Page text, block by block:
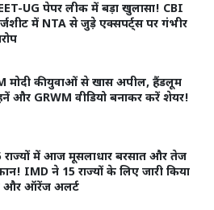
UG पेपर लीक में बड़ा खुलासा! CBI
में NTA से जुड़े एक्सपर्ट्स पर गंभीर
मोदी की युवाओं से खास अपील, हैंडलूम
और GRWM वीडियो बनाकर करें शेयर!
राज्यों में आज मूसलाधार बरसात और तेज
IMD ने 15 राज्यों के लिए जारी किया
और ऑरेंज अलर्ट